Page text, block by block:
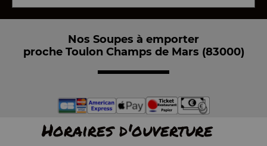
Nos Soupes à emporter
proche Toulon Champs de Mars (83000)
Horaires d'ouverture